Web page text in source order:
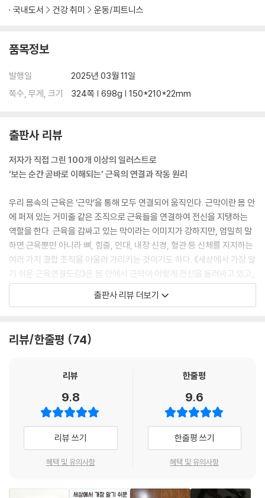
국내도서
건강 취미 운동/피트니스
품목정보
발행일
2025년 03월 11일
쪽수, 무게, 크기
324쪽 | 698g | 150*210*22mm
출판사 리뷰
저자가 직접 그린 100개 이상의 일러스트로
‘보는 순간 곧바로 이해되는’ 근육의 연결과 작동 원리
우리 몸속의 근육은 ‘근막’을 통해 모두 연결되어 움직인다. 근막이란 몸 안
에 퍼져 있는 거미줄 같은 조직으로 근육들을 연결하여 전신을 지탱하는
역할을 한다. 근육을 감싸고 있는 막이라는 이미지가 강하지만, 엄밀히 말
하면 근육뿐만 아니라 뼈, 힘줄, 인대, 내장 신경, 혈관 등 신체를 지지하는
여러 가지 결합 조직을 아울러 가리키는 것이기도 하다. 《세상에서 가장 알
기 쉬운 근육연결도감》은 몸 안에서 근막이 어떻게 전신을 둘러싸고 있고,
근육들이 서로 어떤 식으로 연결되어 움직이는지 그림을 통해 알기 쉽게
의 연결 그림을 그리기 시작했다. 현장에서 근육의 연결과 근막의 중요성
근육을 치료하기 위해 팔을 풀어주는 것’이라 설명하면 대부분의 환자들은
으로 전달하기 위해 근육 연결 그림을 그리기 시작했다. 개인 SNS에 올리
던 그림이 운동 관계자들의 입소문을 타며 출판으로 이어졌고, 출간 직후
일본 내 건강 분야 1위 및 종합 베스트셀러에 오르며 저자의 애초 생각보다
훨씬 많은 이들에게 도움을 주게 되었다.
세상에서 가장 쉬운 방식으로 보여준다!
출판사 리뷰 더보기
리뷰/한줄평 74
리뷰
9.8
리뷰 쓰기
혜택 및 유의사항
한줄평
9.6
한줄평 쓰기
혜택 및 유의사항